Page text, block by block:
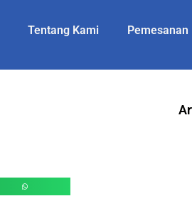
Tentang Kami Pemesanan